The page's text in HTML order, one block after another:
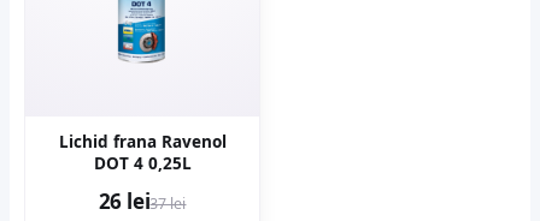
Lichid frana Ravenol
DOT 4 0,25L
26 lei37 lei